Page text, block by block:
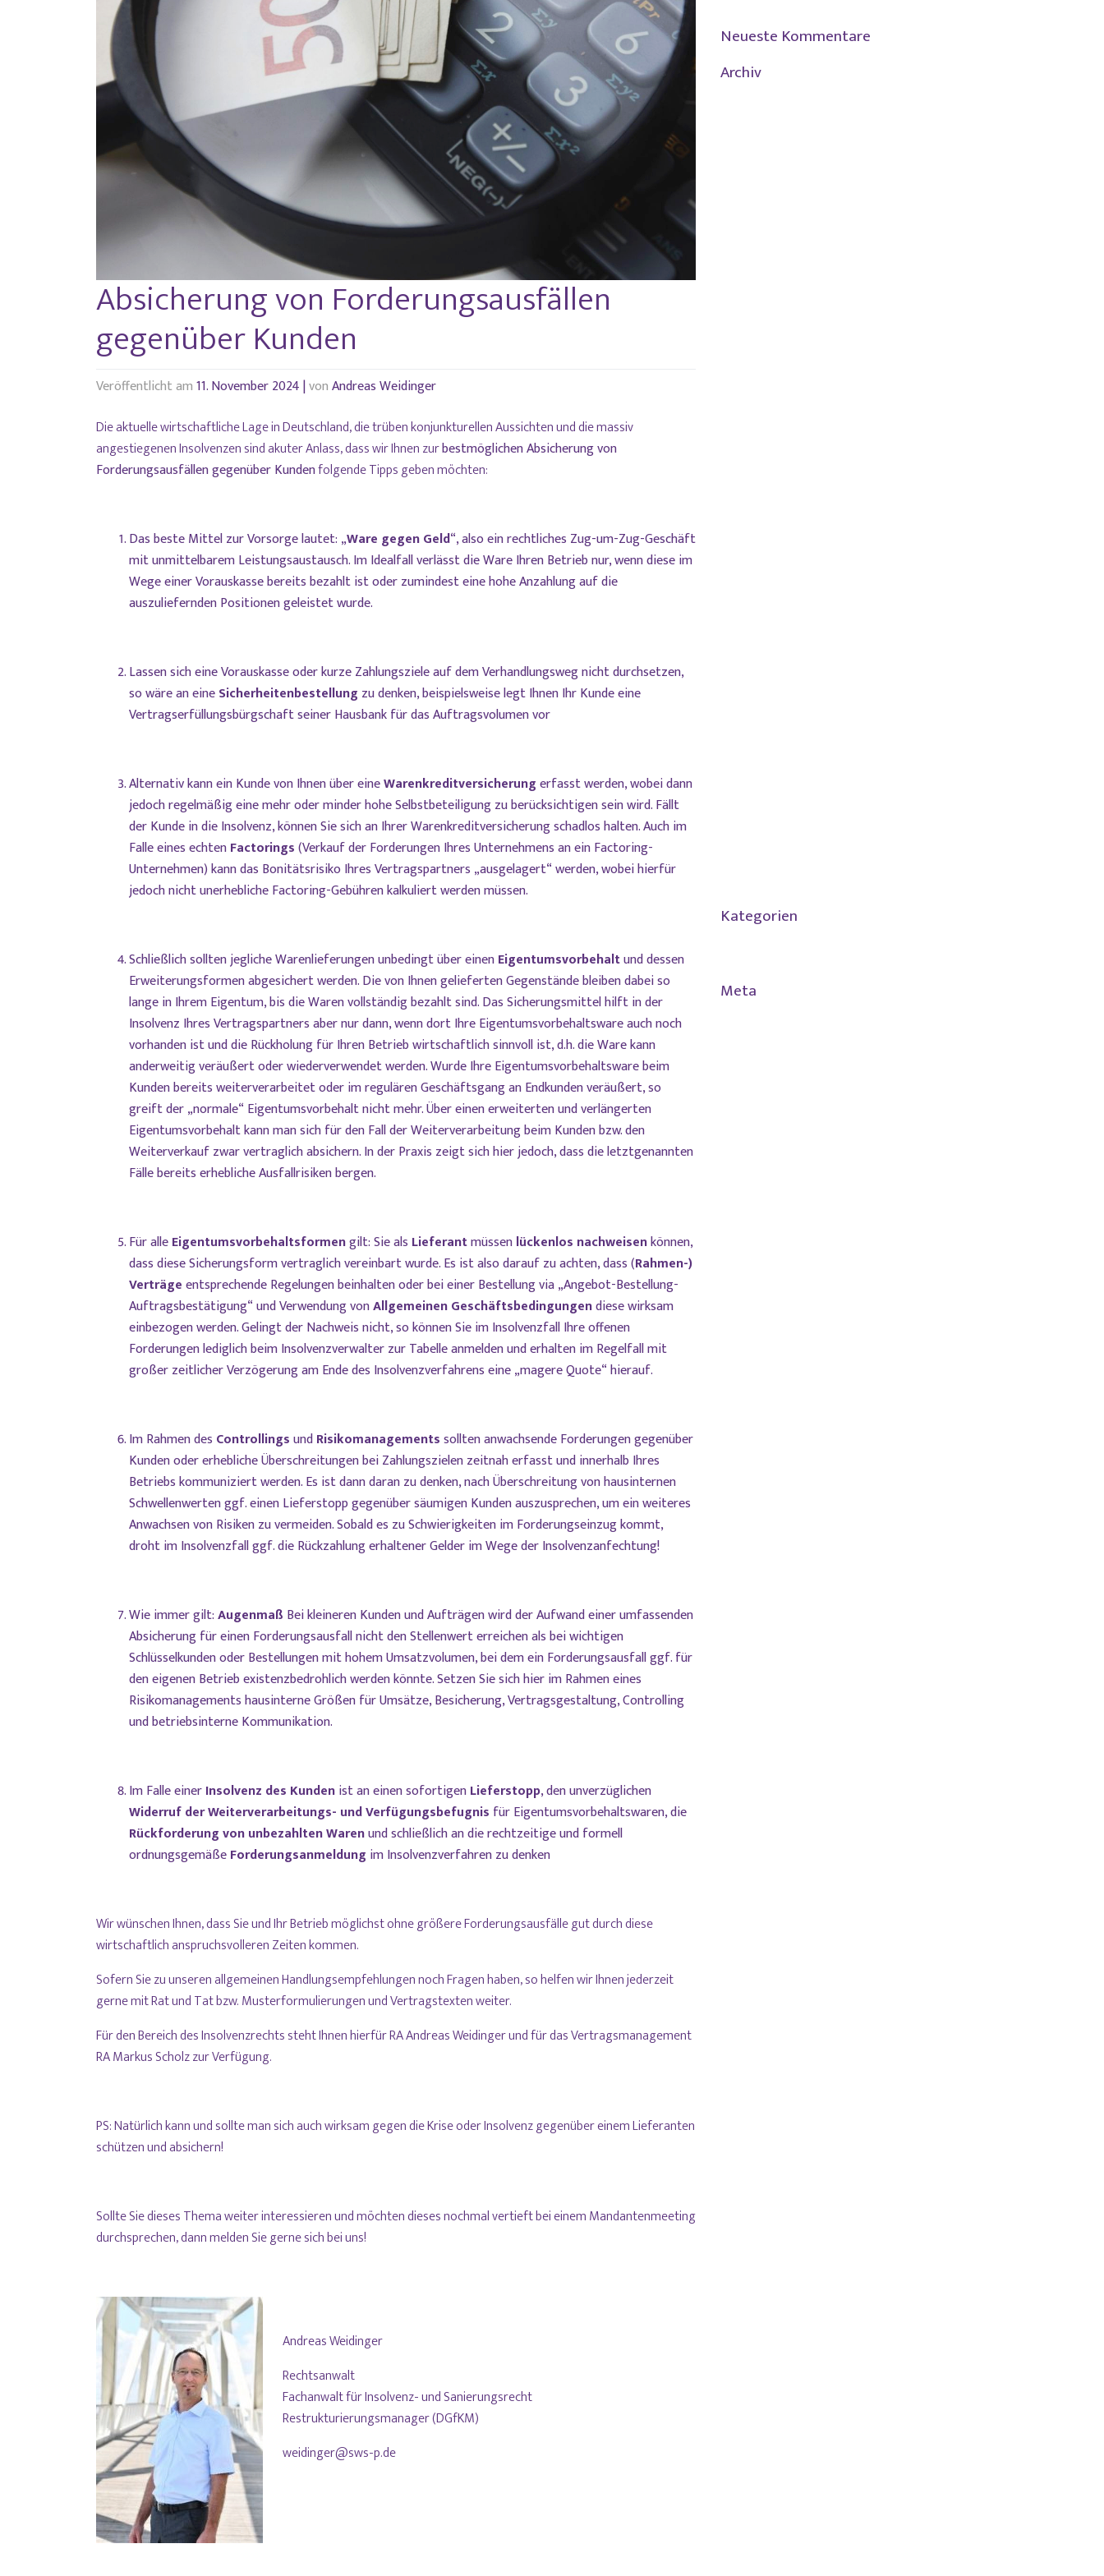
Absicherung von Forderungsausfällen
gegenüber Kunden
Veröffentlicht am11. November 2024|vonAndreas Weidinger
Die aktuelle wirtschaftliche Lage in Deutschland, die trüben konjunkturellen Aussichten und die massiv
angestiegenen Insolvenzen sind akuter Anlass, dass wir Ihnen zurbestmöglichen Absicherung von
Forderungsausfällen gegenüber Kundenfolgende Tipps geben möchten:
Das beste Mittel zur Vorsorge lautet: „Ware gegen Geld“, also ein rechtliches Zug-um-Zug-Geschäft
mit unmittelbarem Leistungsaustausch. Im Idealfall verlässt die Ware Ihren Betrieb nur, wenn diese im
Wege einer Vorauskasse bereits bezahlt ist oder zumindest eine hohe Anzahlung auf die
auszuliefernden Positionen geleistet wurde.
Lassen sich eine Vorauskasse oder kurze Zahlungsziele auf dem Verhandlungsweg nicht durchsetzen,
so wäre an eineSicherheitenbestellung zu denken, beispielsweise legt Ihnen Ihr Kunde eine
Vertragserfüllungsbürgschaft seiner Hausbank für das Auftragsvolumen vor
Alternativ kann ein Kunde von Ihnen über eineWarenkreditversicherungerfasst werden, wobei dann
jedoch regelmäßig eine mehr oder minder hohe Selbstbeteiligung zu berücksichtigen sein wird. Fällt
der Kunde in die Insolvenz, können Sie sich an Ihrer Warenkreditversicherung schadlos halten. Auch im
Falle eines echtenFactorings(Verkauf der Forderungen Ihres Unternehmens an ein Factoring-
Unternehmen) kann das Bonitätsrisiko Ihres Vertragspartners „ausgelagert“ werden, wobei hierfür
jedoch nicht unerhebliche Factoring-Gebühren kalkuliert werden müssen.
Schließlich sollten jegliche Warenlieferungen unbedingt über einenEigentumsvorbehaltund dessen
Erweiterungsformen abgesichert werden. Die von Ihnen gelieferten Gegenstände bleiben dabei so
lange in Ihrem Eigentum, bis die Waren vollständig bezahlt sind. Das Sicherungsmittel hilft in der
Insolvenz Ihres Vertragspartners aber nur dann, wenn dort Ihre Eigentumsvorbehaltsware auch noch
vorhanden ist und die Rückholung für Ihren Betrieb wirtschaftlich sinnvoll ist, d.h. die Ware kann
anderweitig veräußert oder wiederverwendet werden. Wurde Ihre Eigentumsvorbehaltsware beim
Kunden bereits weiterverarbeitet oder im regulären Geschäftsgang an Endkunden veräußert, so
greift der „normale“ Eigentumsvorbehalt nicht mehr. Über einen erweiterten und verlängerten
Eigentumsvorbehalt kann man sich für den Fall der Weiterverarbeitung beim Kunden bzw. den
Weiterverkauf zwar vertraglich absichern. In der Praxis zeigt sich hier jedoch, dass die letztgenannten
Fälle bereits erhebliche Ausfallrisiken bergen.
Für alleEigentumsvorbehaltsformengilt: Sie als Lieferantmüssenlückenlos nachweisenkönnen,
dass diese Sicherungsform vertraglich vereinbart wurde. Es ist also darauf zu achten, dass (Rahmen-)
Verträgeentsprechende Regelungen beinhalten oder bei einer Bestellung via „Angebot-Bestellung-
Auftragsbestätigung“ und Verwendung vonAllgemeinen Geschäftsbedingungendiese wirksam
einbezogen werden. Gelingt der Nachweis nicht, so können Sie im Insolvenzfall Ihre offenen
Forderungen lediglich beim Insolvenzverwalter zur Tabelle anmelden und erhalten im Regelfall mit
großer zeitlicher Verzögerung am Ende des Insolvenzverfahrens eine „magere Quote“ hierauf.
Im Rahmen des ControllingsundRisikomanagementssollten anwachsende Forderungen gegenüber
Kunden oder erhebliche Überschreitungen bei Zahlungszielen zeitnah erfasst und innerhalb Ihres
Betriebs kommuniziert werden. Es ist dann daran zu denken, nach Überschreitung von hausinternen
Schwellenwerten ggf. einen Lieferstopp gegenüber säumigen Kunden auszusprechen, um ein weiteres
Anwachsen von Risiken zu vermeiden. Sobald es zu Schwierigkeiten im Forderungseinzug kommt,
droht im Insolvenzfall ggf. die Rückzahlung erhaltener Gelder im Wege der Insolvenzanfechtung!
Wie immer gilt:Augenmaß Bei kleineren Kunden und Aufträgen wird der Aufwand einer umfassenden
Absicherung für einen Forderungsausfall nicht den Stellenwert erreichen als bei wichtigen
Schlüsselkunden oder Bestellungen mit hohem Umsatzvolumen, bei dem ein Forderungsausfall ggf. für
den eigenen Betrieb existenzbedrohlich werden könnte. Setzen Sie sich hier im Rahmen eines
Risikomanagements hausinterne Größen für Umsätze, Besicherung, Vertragsgestaltung, Controlling
und betriebsinterne Kommunikation.
Im Falle einerInsolvenz des Kundenist an einen sofortigenLieferstopp, den unverzüglichen
Widerruf der Weiterverarbeitungs- und Verfügungsbefugnis für Eigentumsvorbehaltswaren, die
Rückforderung von unbezahlten Warenund schließlich an die rechtzeitige und formell
ordnungsgemäßeForderungsanmeldung im Insolvenzverfahren zu denken
Wir wünschen Ihnen, dass Sie und Ihr Betrieb möglichst ohne größere Forderungsausfälle gut durch diese
wirtschaftlich anspruchsvolleren Zeiten kommen.
Sofern Sie zu unseren allgemeinen Handlungsempfehlungen noch Fragen haben, so helfen wir Ihnen jederzeit
gerne mit Rat und Tat bzw. Musterformulierungen und Vertragstexten weiter.
Für den Bereich des Insolvenzrechts steht Ihnen hierfür RA Andreas Weidinger und für das Vertragsmanagement
RA Markus Scholz zur Verfügung.
PS: Natürlich kann und sollte man sich auch wirksam gegen die Krise oder Insolvenz gegenüber einem Lieferanten
schützen und absichern!
Sollte Sie dieses Thema weiter interessieren und möchten dieses nochmal vertieft bei einem Mandantenmeeting
durchsprechen, dann melden Sie gerne sich bei uns!
Andreas Weidinger
Rechtsanwalt
Fachanwalt für Insolvenz- und Sanierungsrecht
Restrukturierungsmanager (DGfKM)
weidinger@sws-p.de
Neueste Kommentare
Archiv
Kategorien
Meta